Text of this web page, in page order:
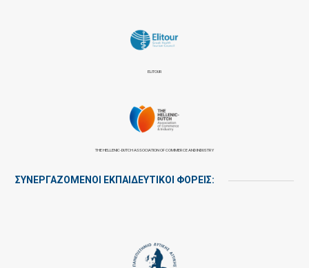
ELITOUR
THE HELLENIC-DUTCH ASSOCIATION OF COMMERCE AND INDUSTRY
ΣΥΝΕΡΓΑΖΌΜΕΝΟΙ ΕΚΠΑΙΔΕΥΤΙΚΟΊ ΦΟΡΕΊΣ: